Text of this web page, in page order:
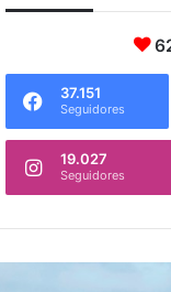
37.151
Seguidores
19.027
Seguidores